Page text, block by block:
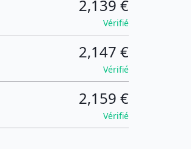
2,139 €
Vérifié
2,147 €
Vérifié
2,159 €
Vérifié